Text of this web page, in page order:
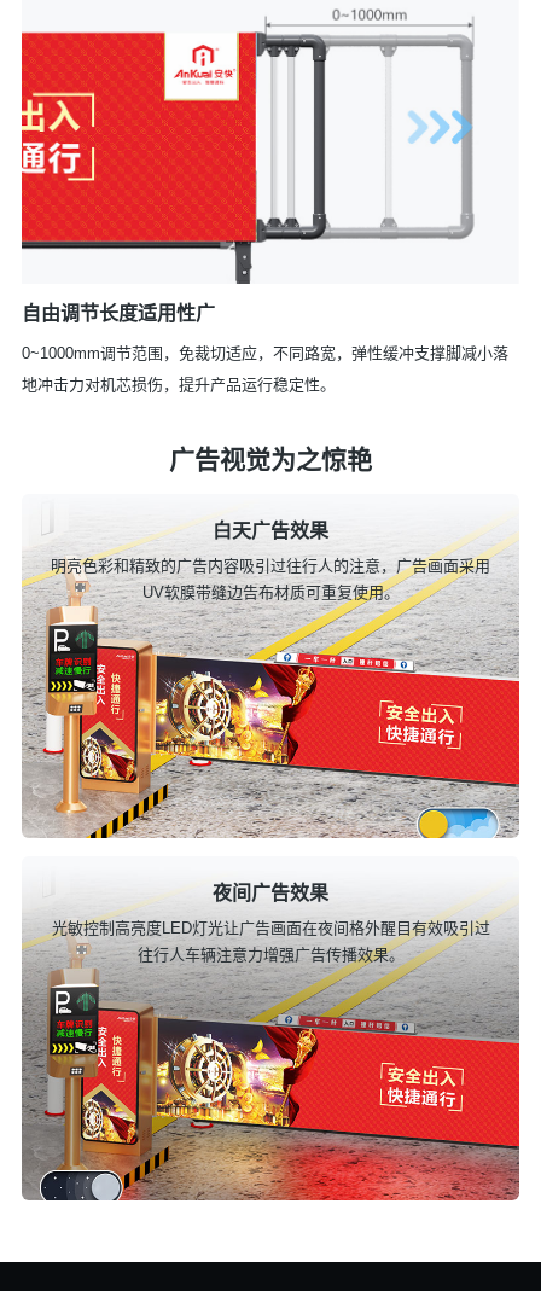
自由调节长度适用性广
0~1000mm调节范围，免裁切适应，不同路宽，弹性缓冲支撑脚减小落
地冲击力对机芯损伤，提升产品运行稳定性。
广告视觉为之惊艳
白天广告效果
明亮色彩和精致的广告内容吸引过往行人的注意，广告画面采用
UV软膜带缝边告布材质可重复使用。
夜间广告效果
光敏控制高亮度LED灯光让广告画面在夜间格外醒目有效吸引过
往行人车辆注意力增强广告传播效果。